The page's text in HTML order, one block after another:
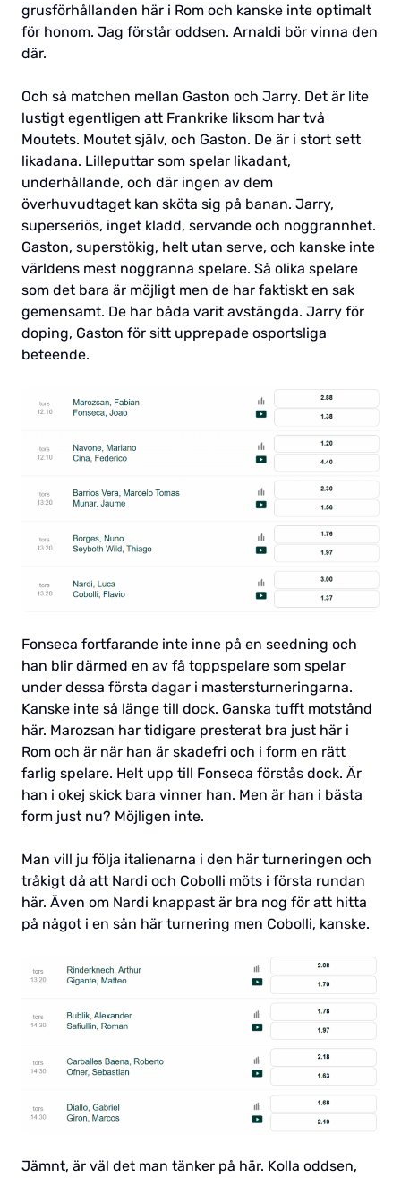
grusförhållanden här i Rom och kanske inte optimalt
för honom. Jag förstår oddsen. Arnaldi bör vinna den
där.
Och så matchen mellan Gaston och Jarry. Det är lite
lustigt egentligen att Frankrike liksom har två
Moutets. Moutet själv, och Gaston. De är i stort sett
likadana. Lilleputtar som spelar likadant,
underhållande, och där ingen av dem
överhuvudtaget kan sköta sig på banan. Jarry,
superseriös, inget kladd, servande och noggrannhet.
Gaston, superstökig, helt utan serve, och kanske inte
världens mest noggranna spelare. Så olika spelare
som det bara är möjligt men de har faktiskt en sak
gemensamt. De har båda varit avstängda. Jarry för
doping, Gaston för sitt upprepade osportsliga
beteende.
Fonseca fortfarande inte inne på en seedning och
han blir därmed en av få toppspelare som spelar
under dessa första dagar i mastersturneringarna.
Kanske inte så länge till dock. Ganska tufft motstånd
här. Marozsan har tidigare presterat bra just här i
Rom och är när han är skadefri och i form en rätt
farlig spelare. Helt upp till Fonseca förstås dock. Är
han i okej skick bara vinner han. Men är han i bästa
form just nu? Möjligen inte.
Man vill ju följa italienarna i den här turneringen och
tråkigt då att Nardi och Cobolli möts i första rundan
här. Även om Nardi knappast är bra nog för att hitta
på något i en sån här turnering men Cobolli, kanske.
Jämnt, är väl det man tänker på här. Kolla oddsen,